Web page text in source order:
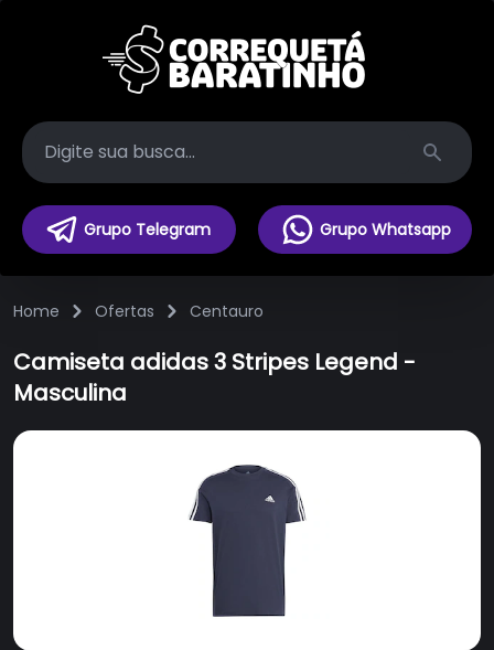
Search
Grupo Telegram Grupo Whatsapp
Home Ofertas Centauro
Camiseta adidas 3 Stripes Legend -
Masculina